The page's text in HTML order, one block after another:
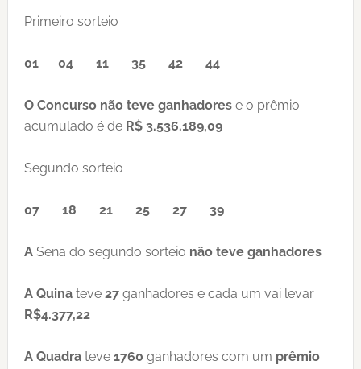
Primeiro sorteio
01 04 11 35 42 44
O Concurso não teve ganhadores e o prêmio
acumulado é deR$ 3.536.189,09
Segundo sorteio
07 18 21 25 27 39
A Sena do segundo sorteio não teve ganhadores
A Quina teve 27ganhadores e cada um vai levar
R$4.377,22
A Quadra teve 1760 ganhadores com um prêmio